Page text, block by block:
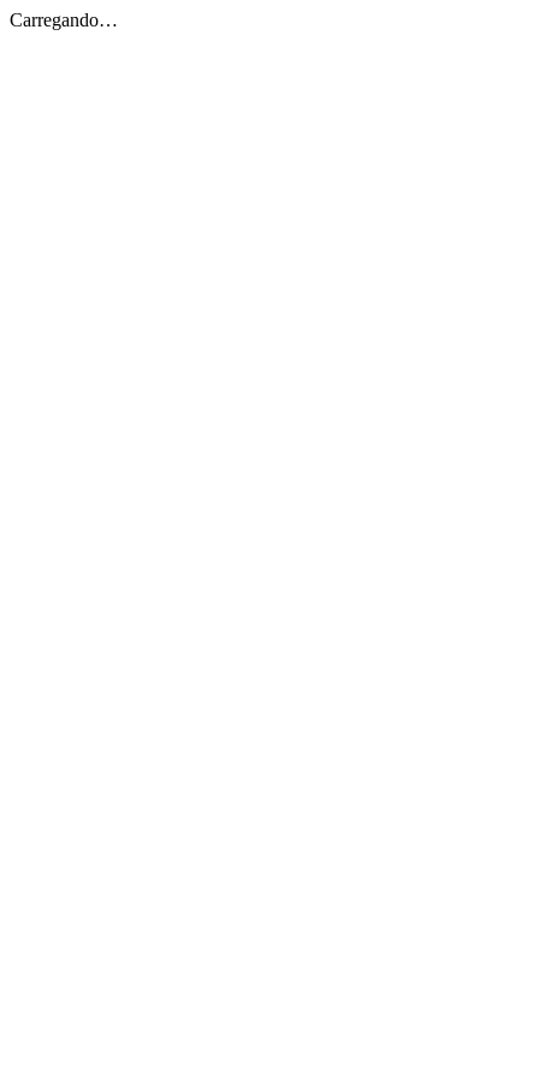
Carregando…